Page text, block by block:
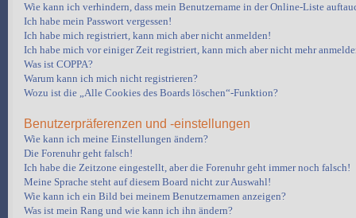
Wie kann ich verhindern, dass mein Benutzername in der Online-Liste
Ich habe mein Passwort vergessen!
Ich habe mich registriert, kann mich aber nicht anmelden!
Ich habe mich vor einiger Zeit registriert, kann mich aber nicht mehr
Was ist COPPA?
Warum kann ich mich nicht registrieren?
Wozu ist die „Alle Cookies des Boards löschen“-Funktion?
Benutzerpräferenzen und -einstellungen
Wie kann ich meine Einstellungen ändern?
Die Forenuhr geht falsch!
Ich habe die Zeitzone eingestellt, aber die Forenuhr geht immer noch falsch!
Meine Sprache steht auf diesem Board nicht zur Auswahl!
Wie kann ich ein Bild bei meinem Benutzernamen anzeigen?
Was ist mein Rang und wie kann ich ihn ändern?